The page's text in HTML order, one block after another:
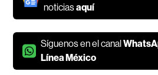
noticiasaquí
Síguenos en el canal
Línea México